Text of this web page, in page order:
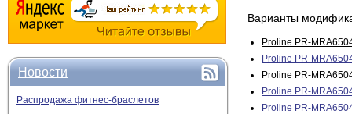
Новости
Распродажа фитнес-браслетов
Варианты
Proline PR-
Proline PR-
Proline PR-
Proline PR-
Proline PR-